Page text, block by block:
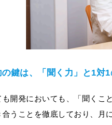
鍵は、「聞く⼒」と1対
開発においても、「聞くこ
うことを徹底しており、⽉